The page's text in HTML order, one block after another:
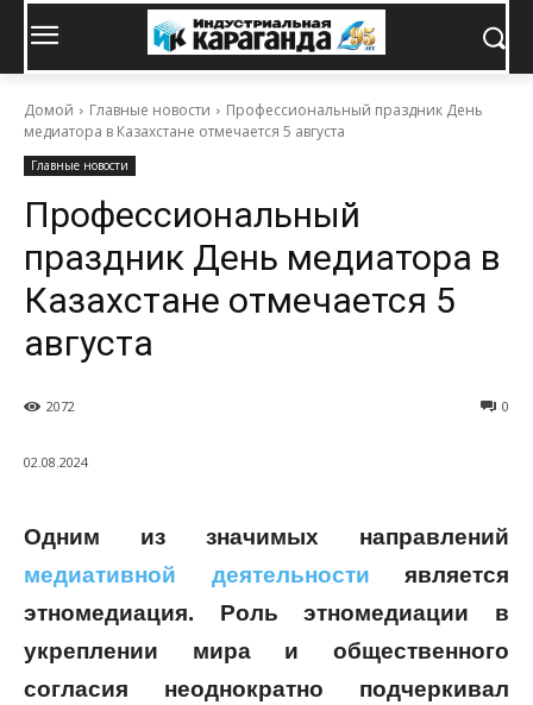
Домой Главные новости
Профессиональный праздник День
медиатора в Казахстане отмечается 5 августа
Главные новости
Профессиональный
праздник День медиатора в
Казахстане отмечается 5
августа
0
2072
02.08.2024
Одним из значимых направлений
медиативной деятельности является
этномедиация. Роль этномедиации в
укреплении мира и общественного
согласия неоднократно подчеркивал